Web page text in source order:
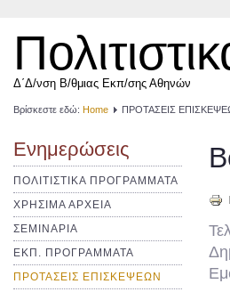
Δ΄Δ/νση Β/θμιας Εκπ/σης Αθηνών
Βρίσκεστε εδώ: Home ΠΡΟΤΑΣΕΙΣ
Ενημερώσεις
ΠΟΛΙΤΙΣΤΙΚΑ ΠΡΟΓΡΑΜΜΑΤΑ
ΧΡΗΣΙΜΑ ΑΡΧΕΙΑ
ΣΕΜΙΝΑΡΙΑ
ΕΚΠ. ΠΡΟΓΡΑΜΜΑΤΑ
ΠΡΟΤΑΣΕΙΣ ΕΠΙΣΚΕΨΕΩΝ